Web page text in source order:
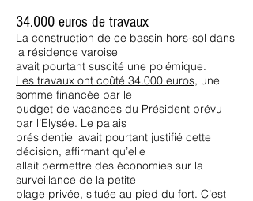
34.000 euros de travaux
La construction de ce bassin hors-sol dans
la résidence varoise
avait pourtant suscité une polémique.
Les travaux ont coûté 34.000 euros, une
somme financée par le
budget de vacances du Président prévu
par l’Elysée. Le palais
présidentiel avait pourtant justifié cette
décision, affirmant qu’elle
allait permettre des économies sur la
surveillance de la petite
plage privée, située au pied du fort. C’est